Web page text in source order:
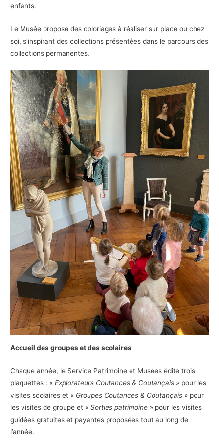
enfants.
Le Musée propose des coloriages à réaliser sur place ou chez
soi, s’inspirant des collections présentées dans le parcours des
collections permanentes.
Accueil des groupes et des scolaires
Chaque année, le Service Patrimoine et Musées édite trois
plaquettes : «Explorateurs Coutances & Coutançais » pour les
visites scolaires et « Groupes Coutances & Coutançais » pour
les visites de groupe et «Sorties patrimoine » pour les visites
guidées gratuites et payantes proposées tout au long de
l’année.